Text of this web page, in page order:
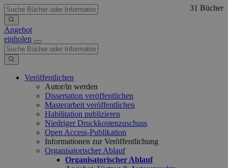
Angebot
einholen
Veröffentlichen
Autor/in werden
Dissertation veröffentlichen
Masterarbeit veröffentlichen
Habilitation publizieren
Niedriger Druckkostenzuschuss
Open Access-Publikation
Informationen zur Veröffentlichung
Organisatorischer Ablauf
Organisatorischer Ablauf
31 Bücher